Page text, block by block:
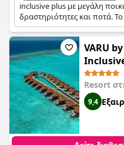
inclusive plus με μεγάλη
δραστηριότητες και ποτά.
όμορφη λιμνοθάλασσα, το
ξενοδοχείου και τις
προσφέροντας μια ποικίλη
VARU
Resort
9,4